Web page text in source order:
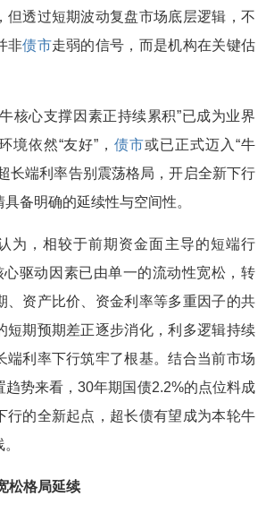
但透过短期波动复盘市场底层逻辑，不
非债市走弱的信号，而是机构在关键估
核心支撑因素正持续累积”已成为业界
境依然“友好”，债市或已正式迈入“牛
端利率告别震荡格局，开启全新下行
备明确的延续性与空间性。
为，相较于前期资金面主导的短端行
心驱动因素已由单一的流动性宽松，转
、资产比价、资金利率等多重因子的共
短期预期差正逐步消化，利多逻辑持续
端利率下行筑牢了根基。结合当前市场
趋势来看，30年期国债2.2%的点位料成
行的全新起点，超长债有望成为本轮牛
松格局延续